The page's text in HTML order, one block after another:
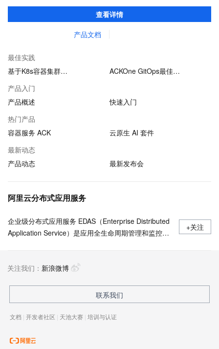
的社区兼容的API，助力管理分布式云资源。
查看详情
产品文档
最佳实践
基于K8s容器集群…
ACKOne GitOps最佳…
产品入门
产品概述
快速入门
热门产品
容器服务 ACK
云原生 AI 套件
最新动态
产品动态
最新发布会
阿里云分布式应用服务
企业级分布式应用服务 EDAS（Enterprise Distributed
Application Service）是应用全生命周期管理和监控的
的发布运行和服务治理 ，Java支持Spring Cloud、
+关注
关注我们： 新浪微博
联系我们
文档 | 开发者社区 | 天池大赛 | 培训与认证